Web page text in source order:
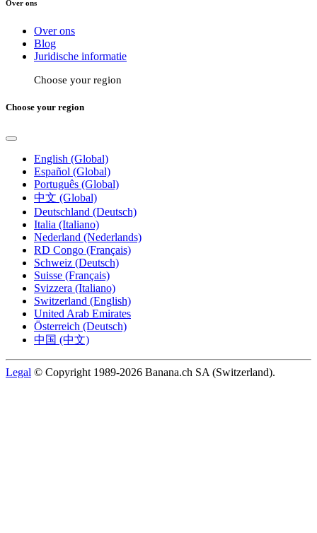
Over ons
Over ons
Blog
Juridische informatie
Choose your region
Choose your region
English (Global)
Español (Global)
Português (Global)
中文 (Global)
Deutschland (Deutsch)
Italia (Italiano)
Nederland (Nederlands)
RD Congo (Français)
Schweiz (Deutsch)
Suisse (Français)
Svizzera (Italiano)
Switzerland (English)
United Arab Emirates
Österreich (Deutsch)
中国 (中文)
Legal © Copyright 1989-2026 Banana.ch SA (Switzerland).